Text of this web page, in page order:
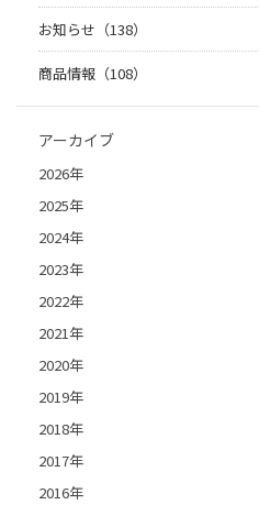
お知らせ（138）
商品情報（108）
アーカイブ
2026年
2025年
2024年
2023年
2022年
2021年
2020年
2019年
2018年
2017年
2016年